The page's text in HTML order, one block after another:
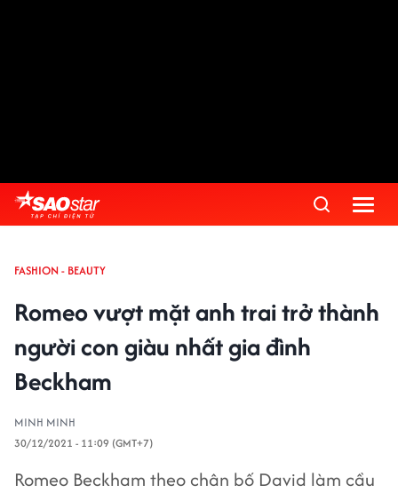
FASHION - BEAUTY
Romeo vượt mặt anh trai trở thành
người con giàu nhất gia đình
Beckham
MINH MINH
30/12/2021 - 11:09 (GMT+7)
Romeo Beckham theo chân bố David làm cầu